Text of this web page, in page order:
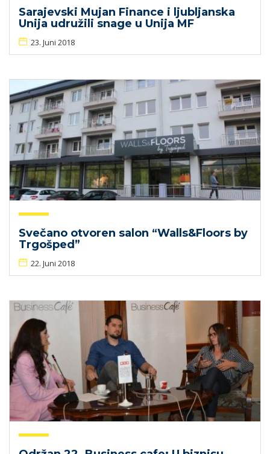
Sarajevski Mujan Finance i ljubljanska
Unija udružili snage u Unija MF
23. Juni 2018
Svečano otvoren salon “Walls&Floors by
Trgošped”
22. Juni 2018